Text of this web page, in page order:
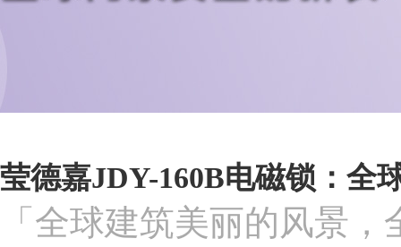
莹德嘉JDY-160B电磁锁：全
「全球建筑美丽的风景